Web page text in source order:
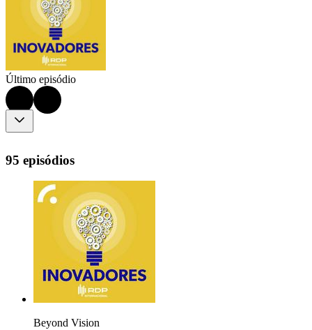
Último episódio
95 episódios
Beyond Vision